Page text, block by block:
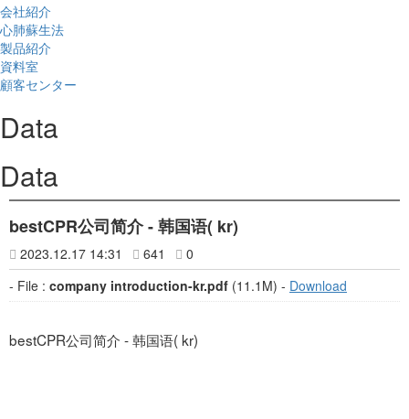
会社紹介
心肺蘇生法
製品紹介
資料室
顧客センター
Data
Data
bestCPR公司简介 - 韩国语( kr)
2023.12.17 14:31 641
0
- File : company introduction-kr.pdf (11.1M) - Download
bestCPR公司简介 - 韩国语( kr)